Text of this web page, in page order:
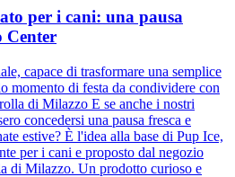
per i cani: una pausa
Center
capace di trasformare una semplice
momento di festa da condividere con
di Milazzo E se anche i nostri
concedersi una pausa fresca e
estive? È l'idea alla base di Pup Ice,
per i cani e proposto dal negozio
di Milazzo. Un prodotto curioso e